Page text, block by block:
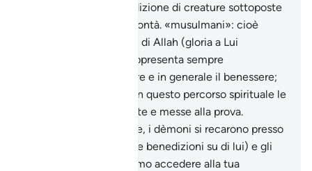
divina e della loro condizione di creature sottoposte
comunque alla Sua volontà. «musulmani»: cioè
sottomessi alla volontà di Allah (gloria a Lui
l’Altissimo). L’acqua rappresenta sempre
l’abbondanza alimentare e in generale il benessere;
la Retta via è l’IsIàm e in questo percorso spirituale le
creature saranno tentate e messe alla prova.
Secondo una tradizione, i dèmoni si recarono presso
l’Inviato di Allah (pace e benedizioni su di lui) e gli
dissero: «Come possiamo accedere alla tua